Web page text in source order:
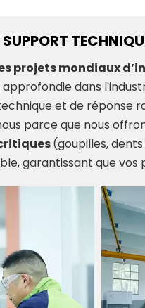
projets mondiaux
dans
et de réponse
parce que nous
(goupilles,
garantissant que